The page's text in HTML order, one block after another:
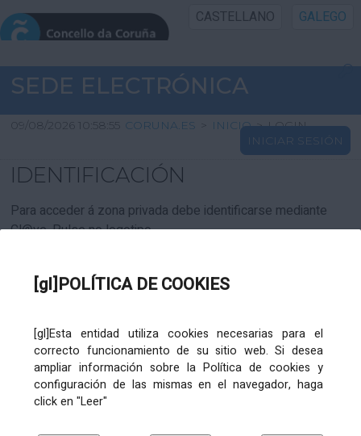
[gl]POLÍTICA DE COOKIES
[gl]Esta entidad utiliza cookies necesarias para el
correcto funcionamiento de su sitio web. Si desea
ampliar información sobre la Política de cookies y
configuración de las mismas en el navegador, haga
click en "Leer"
CASTELLANO GALEGO
INICIO SEDE
INICIO
INFORMACIÓN PÚBLICA
CARTAFOL CIDADÁN
SEDE ELECTRÓNICA
09/08/2026 10:58:55 CORUNA.ES > INICIO > LOGIN
INICIAR SESIÓN
IDENTIFICACIÓN
Para acceder á zona privada debe identificarse mediante
Cl@ve. Pulse no logotipo